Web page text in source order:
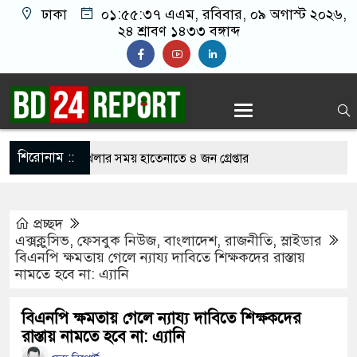
ঢাকা ০১:৫৫:৩৮ এএম, রবিবার, ০৯ অগাস্ট ২০২৬,
২৪ শ্রাবণ ১৪৩৩ বঙ্গাব্দ
শিরোনাম ::
জুয়া খেলার সময় হাতেনাতে ৪ জন গ্রেপ্তার
অসহায় মায়ের মাথার চুল বিক্রি
প্রচ্ছদ
এক্সক্লুসিভ, ফেসবুক নিউজ,বাংলাদেশ,রাজনীতি,স্লাইডার
বিএনপি ক্ষমতায় গেলে ন্যায্য দাবিতে শিক্ষকদের রাস্তায়
নামতে হবে না: এ্যানি
বিএনপি ক্ষমতায় গেলে ন্যায্য দাবিতে শিক্ষকদের
রাস্তায় নামতে হবে না: এ্যানি